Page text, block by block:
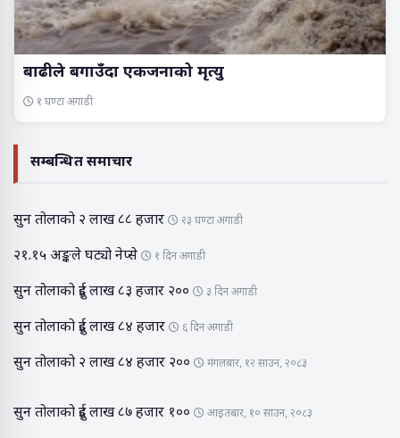
बाढीले बगाउँदा एकजनाको मृत्यु
१ घण्टा अगाडी
सम्बन्धित समाचार
सुन तोलाको २ लाख ८८ हजार २३ घण्टा अगाडी
२१.१५ अङ्कले घट्यो नेप्से १ दिन अगाडी
सुन तोलाको दुई लाख ८३ हजार २०० ३ दिन अगाडी
सुन तोलाको दुई लाख ८४ हजार ६ दिन अगाडी
सुन तोलाको २ लाख ८४ हजार २०० मंगलबार, १२ साउन, २०८३
सुन तोलाको दुई लाख ८७ हजार १०० आइतबार, १० साउन, २०८३